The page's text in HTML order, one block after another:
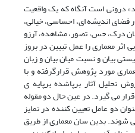
درونی است آنگاه که یک واقعیت
اندیشه ای، احساسی، خیالی،
درک، حس، تصور، مشاهده، آرزو
اثر معماری را عمل تبیین در بروز
بیان و نسبت میان بیان و زبان
مورد پژوهش قرارگرفته و با
تحلیل آثار برپاشده برپایه ی
می گیرد. در عین حال دو مقوله
دو عامل تعیین کننده در تمایز
شوند. بدین سان معماری از طریق